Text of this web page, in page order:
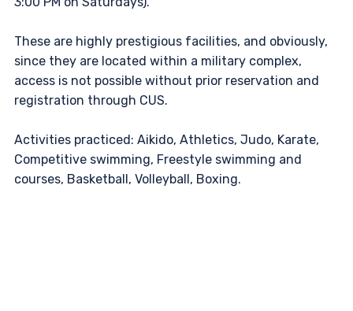
These are highly prestigious facilities, and obviously,
since they are located within a military complex,
access is not possible without prior reservation and
registration through CUS.
Activities practiced: Aikido, Athletics, Judo, Karate,
Competitive swimming, Freestyle swimming and
courses, Basketball, Volleyball, Boxing.